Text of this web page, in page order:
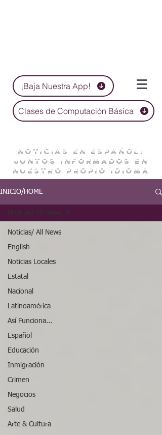
¡Baja Nuestra App!
Clases de Computación Básica
NOTICIAS EN ESPAÑOL:
JUNTOS INFORMADOS EN
NUESTRO PROPIO IDIOMA
INICIO/HOME
Noticias/ All News
English
Noticias Locales
Estatal
Nacional
Latinoamérica
Así Funciona...
Español
Educación
Inmigración
Crimen
Negocios
Salud
Arte & Cultura
Noticias/ All News